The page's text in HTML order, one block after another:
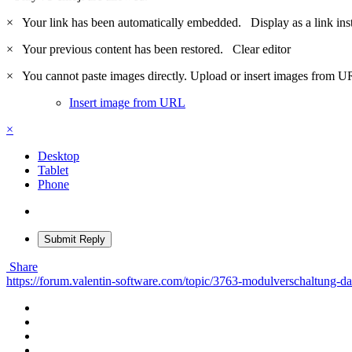
×
Your link has been automatically embedded. Display as a link
×
Your previous content has been restored. Clear editor
×
You cannot paste images directly. Upload or insert images from
Insert image from URL
×
Desktop
Tablet
Phone
Submit Reply
Share
https://forum.valentin-software.com/topic/3763-modulverschaltung-